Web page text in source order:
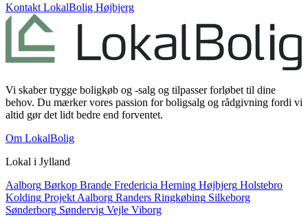
Kontakt LokalBolig Højbjerg
Vi skaber trygge boligkøb og -salg og tilpasser forløbet til dine
behov. Du mærker vores passion for boligsalg og rådgivning fordi vi
altid gør det lidt bedre end forventet.
Om LokalBolig
Lokal i Jylland
Aalborg Børkop Brande Fredericia Herning Højbjerg Holstebro
Kolding Projekt Aalborg Randers Ringkøbing Silkeborg
Sønderborg Søndervig Vejle Viborg